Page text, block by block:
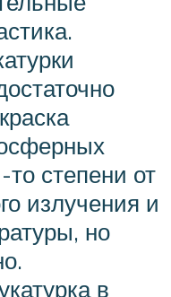
то степени от
излучения и
но
в